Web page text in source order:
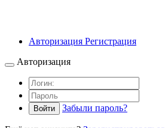
Авторизация Регистрация
Авторизация
Войти Забыли пароль?